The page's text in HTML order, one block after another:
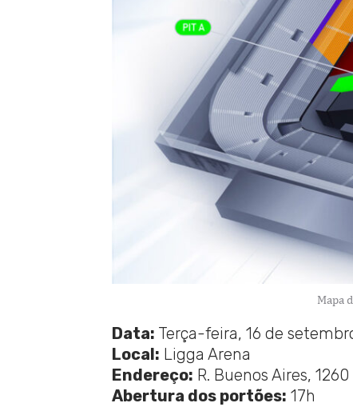
Mapa
Data: Terça-feira, 16 de
Local: Ligga Arena
Endereço: R. Buenos Aires,
Abertura dos portões: 17h